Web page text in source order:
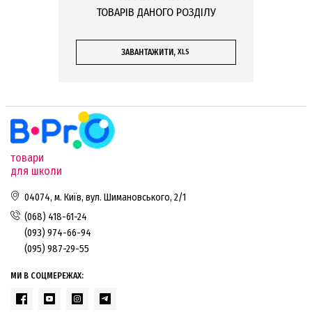
ТОВАРІВ ДАНОГО РОЗДІЛУ
ЗАВАНТАЖИТИ, XLS
придбати в даному розділі електронного каталогу.
Готові набори обладнання з механіки власного виробництва B-Pro:
Набір лабораторний «Механіка».
брендів:
базовий набір з фізики «Механіка 1»,
додатковий набір з фізики «Механіка 2»,
комплект «Лінійний рух з таймером 2-1».
Також у цьому розділі інтернет-магазину представлений набір «Прості
отворами різного діаметру, важіль-лінійка, шестерні, втулка та інші деталі для
демонстрації принципів механіки.
ЛАБОРАТОРНЕ ОБЛАДНАННЯ З ФІЗИКИ — РОЗДІЛ «МЕХАНІКА»
різне обладнання з переліку МОН. Обирайте якісне обладнання з фізики за
доступною ціною:
лабораторний динамометр,
товари
для школи
04074, м. Київ, вул. Шимановського, 2/1
(068) 418-61-24
(093) 974-66-94
(095) 987-29-55
МИ В СОЦМЕРЕЖАХ: